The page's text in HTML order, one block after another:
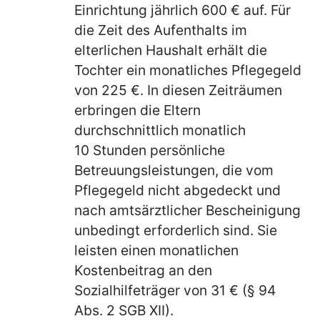
Einrichtung jährlich 600 € auf. Für
die Zeit des Aufenthalts im
elterlichen Haushalt erhält die
Tochter ein monatliches Pflegegeld
von 225 €. In diesen Zeiträumen
erbringen die Eltern
durchschnittlich monatlich
10 Stunden persönliche
Betreuungsleistungen, die vom
Pflegegeld nicht abgedeckt und
nach amtsärztlicher Bescheinigung
unbedingt erforderlich sind. Sie
leisten einen monatlichen
Kostenbeitrag an den
Sozialhilfeträger von 31 € (§ 94
Abs. 2 SGB XII).